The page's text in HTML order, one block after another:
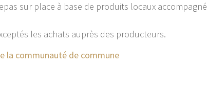
sur place à base de produits locaux accompagné
les achats auprès des producteurs.
la communauté de commune